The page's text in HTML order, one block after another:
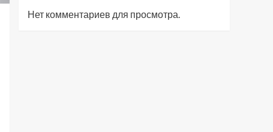
Нет комментариев для просмотра.